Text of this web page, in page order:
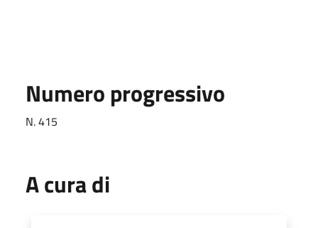
Numero progressivo
N. 415
A cura di